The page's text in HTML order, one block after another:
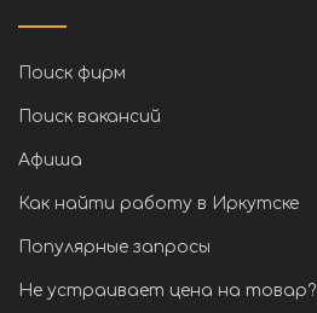
Поиск фирм
Поиск вакансий
Афиша
Как найти работу в Иркутске
Популярные запросы
Не устраивает цена на товар?